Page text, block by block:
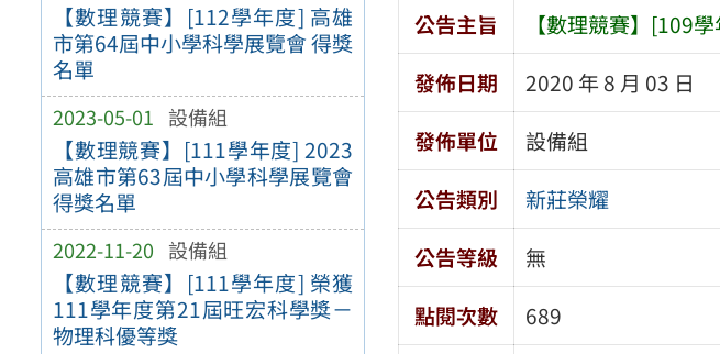
【數理競賽】[112學年度] 高雄
市第64屆中小學科學展覽會 得獎
名單
2023-05-01 設備組
【數理競賽】[111學年度] 2023
高雄市第63屆中小學科學展覽會
得獎名單
2022-11-20 設備組
【數理競賽】[111學年度] 榮獲
111學年度第21屆旺宏科學獎－
物理科優等獎
公告主旨
【數理競賽】[109
發佈日期
2020 年 8 月 03 日
發佈單位
設備組
公告類別
新莊榮耀
公告等級
無
點閱次數
689